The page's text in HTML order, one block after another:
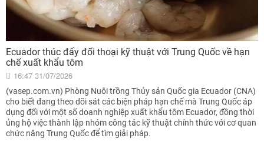
Ecuador thúc đẩy đối thoại kỹ thuật với Trung Quốc về hạn
chế xuất khẩu tôm
16:47 31/07/2026
(vasep.com.vn) Phòng Nuôi trồng Thủy sản Quốc gia Ecuador (CNA)
cho biết đang theo dõi sát các biện pháp hạn chế mà Trung Quốc áp
dụng đối với một số doanh nghiệp xuất khẩu tôm Ecuador, đồng thời
ủng hộ việc thành lập nhóm công tác kỹ thuật chính thức với cơ quan
chức năng Trung Quốc để tìm giải pháp.